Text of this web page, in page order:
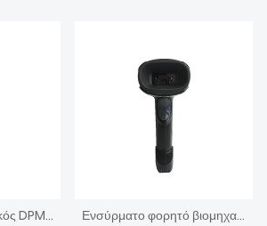
Φορητός Βιομηχανικός DPM Αναγνώστης IP67 Ενσύρματος σαρωτής γραμμωτού κώδικα Ενσύρματο φορητό βιομηχανικό σαρωτής γραμμωτού κώδικα 1,3 βουλευτής Αναγνώστης